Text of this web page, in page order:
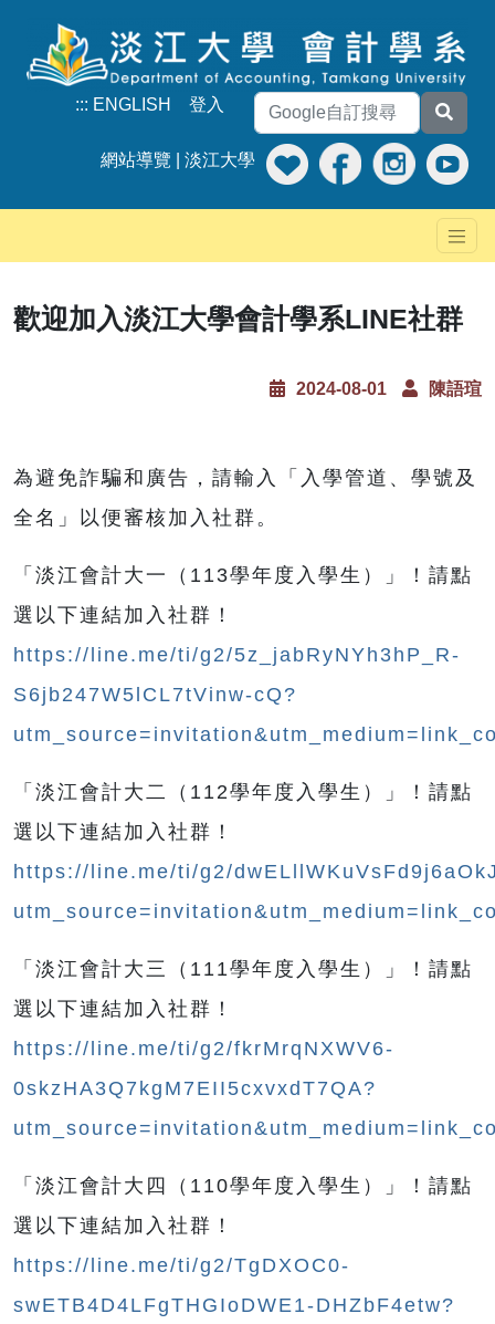
::: ENGLISH 登入
網站導覽 淡江大學
歡迎加入淡江大學會計學系LINE社群
2024-08-01 陳語瑄
為避免詐騙和廣告，請輸入「入學管道、學號及
全名」以便審核加入社群。
「淡江會計大一（113學年度入學生）」！請點
選以下連結加入社群！
https://line.me/ti/g2/5z_jabRyNYh3hP_R-
S6jb247W5lCL7tVinw-cQ?
「淡江會計大二（112學年度入學生）」！請點
選以下連結加入 社群！
https://line.me/ti/g2/
「淡江會計大三（111學年度入學生）」！請點
選以下連結加入社群！
https://line.me/ti/g2/fkrMrqNXWV6-
0skzHA3Q7kgM7EII5cxvxdT7QA?
「淡江會計大四（110學年度入學生）」！請點
選以下連結加入社群！
https://line.me/ti/g2/TgDXOC0-
swETB4D4LFgTHGIoDWE1-DHZbF4etw?